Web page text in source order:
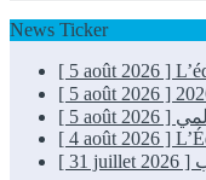
News Ticker
[ 5 août 2026 ]
[ 5 août 2026 ]
[ 5 août 2026 ]
[ 4 août 2026 ]
[ 31 juillet 2026 ]